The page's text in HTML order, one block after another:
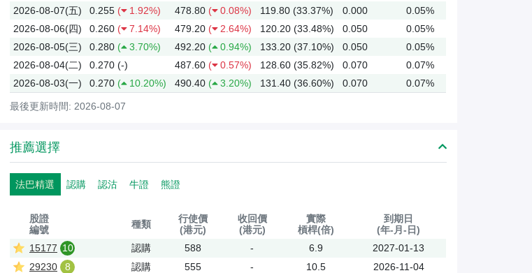
2026-08-07(五) 0.255 ( 1.92%) 478.80 ( 0.08%) 119.80 (33.37%) 0.000
0.05%
2026-08-06(四)
0.260 ( 7.14%) 479.20 ( 2.64%) 120.20 (33.48%) 0.050
0.05%
2026-08-05(三)
0.280 ( 3.70%) 492.20 ( 0.94%) 133.20 (37.10%) 0.050
0.05%
2026-08-04(二)
0.270 (-) 487.60 ( 0.57%) 128.60 (35.82%) 0.070
0.07%
2026-08-03(一)
0.270 ( 10.20%) 490.40 ( 3.20%) 131.40 (36.60%) 0.070 0.07%
最後更新時間: 2026-08-07
推薦選擇
法巴精選 認購 認沽 牛證 熊證
股證
編號
種類
行使價
(港元)
收回價
(港元)
實際
槓桿(倍)
到期日
(年-月-日)
15177 10 認購 588 - 6.9
2027-01-13
29230
8 認購 555 - 10.5
2026-11-04